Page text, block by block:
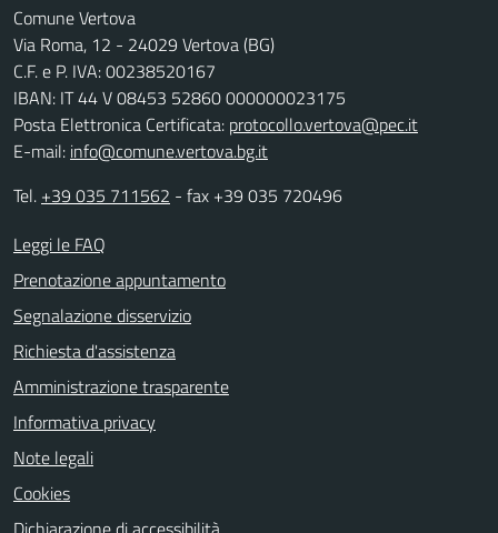
Comune Vertova
Via Roma, 12 - 24029 Vertova (BG)
C.F. e P. IVA: 00238520167
IBAN: IT 44 V 08453 52860 000000023175
Posta Elettronica Certificata: protocollo.vertova@pec.it
E-mail: info@comune.vertova.bg.it
Tel. +39 035 711562 - fax +39 035 720496
Leggi le FAQ
Prenotazione appuntamento
Segnalazione disservizio
Richiesta d'assistenza
Amministrazione trasparente
Informativa privacy
Note legali
Cookies